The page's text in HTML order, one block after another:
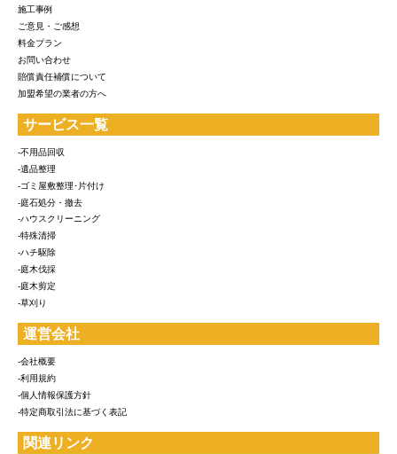
施工事例
ご意見・ご感想
料金プラン
お問い合わせ
賠償責任補償について
加盟希望の業者の方へ
サービス一覧
-不用品回収
-遺品整理
-ゴミ屋敷整理･片付け
-庭石処分・撤去
-ハウスクリーニング
-特殊清掃
-ハチ駆除
-庭木伐採
-庭木剪定
-草刈り
運営会社
-会社概要
-利用規約
-個人情報保護方針
-特定商取引法に基づく表記
関連リンク